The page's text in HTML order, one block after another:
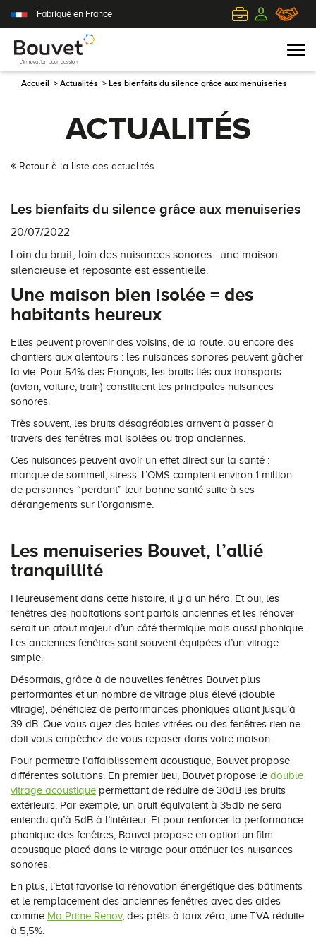
Fabriqué en France
Accueil > Actualités > Les bienfaits du silence grâce aux menuiseries
ACTUALITÉS
Retour à la liste des actualités
Les bienfaits du silence grâce aux menuiseries
20/07/2022
Loin du bruit, loin des nuisances sonores : une maison
silencieuse et reposante est essentielle.
Une maison bien isolée = des
habitants heureux
Elles peuvent provenir des voisins, de la route, ou encore des
chantiers aux alentours : les nuisances sonores peuvent gâcher
la vie. Pour 54% des Français, les bruits liés aux transports
(avion, voiture, train) constituent les principales nuisances
sonores.
Très souvent, les bruits désagréables arrivent à passer à
travers des fenêtres mal isolées ou trop anciennes.
Ces nuisances peuvent avoir un effet direct sur la santé :
manque de sommeil, stress. L’OMS comptent environ 1 million
de personnes “perdant” leur bonne santé suite à ses
dérangements sur l’organisme.
Les menuiseries Bouvet, l’allié
tranquillité
Heureusement dans cette histoire, il y a un héro. Et oui, les
fenêtres des habitations sont parfois anciennes et les rénover
serait un atout majeur d’un côté thermique mais aussi phonique.
Les anciennes fenêtres sont souvent équipées d’un vitrage
simple.
Désormais, grâce à de nouvelles fenêtres Bouvet plus
performantes et un nombre de vitrage plus élevé (double
vitrage), bénéficiez de performances phoniques allant jusqu’à
39 dB. Que vous ayez des baies vitrées ou des fenêtres rien ne
doit vous empêchez de vous reposer dans votre maison.
Pour permettre l’affaiblissement acoustique, Bouvet propose
différentes solutions. En premier lieu, Bouvet propose le double
vitrage acoustique permettant de réduire de 30dB les bruits
extérieurs. Par exemple, un bruit équivalent à 35db ne sera
entendu qu’à 5dB à l’intérieur. Et pour renforcer la performance
phonique des fenêtres, Bouvet propose en option un film
acoustique placé dans le vitrage pour atténuer les nuisances
sonores.
En plus, l’Etat favorise la rénovation énergétique des bâtiments
et le remplacement des anciennes fenêtres avec des aides
comme Ma Prime Renov, des prêts à taux zéro, une TVA réduite
à 5,5%.
Mixte
Bois
Nos portes-fenêtres
Toutes nos fenêtres
Conseils pour choisir
Demander un devis
Volets roulants
Volets battants
Tous nos volets
Conseils pour choisir
Demander un devis
Tous nos accessoires volets roulants
Tous nos accessoires volets battants
Alu
PVC
Toutes nos portes d'entrée
Contemporaine
Accessoires
Conseils pour choisir
Demander un devis
Télécharger le catalogue
Qui sommes-nous ?
L'innovation pour passion
L'efficience industrielle
Le respect de l'environnement